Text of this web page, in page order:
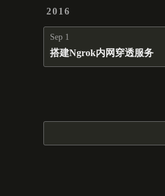
2016
Sep 1
搭建Ngrok内网穿透服务